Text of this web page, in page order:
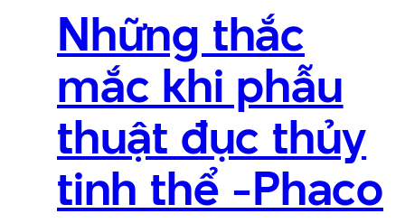
Những thắc
mắc khi phẫu
thuật đục thủy
tinh thể -Phaco